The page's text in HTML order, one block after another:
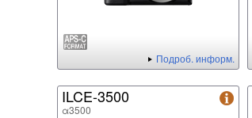
Подроб. информ.
ILCE-3500
α3500